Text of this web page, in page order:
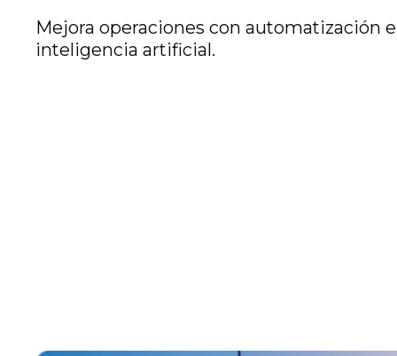
Mejora operaciones con automatización e
inteligencia artificial.